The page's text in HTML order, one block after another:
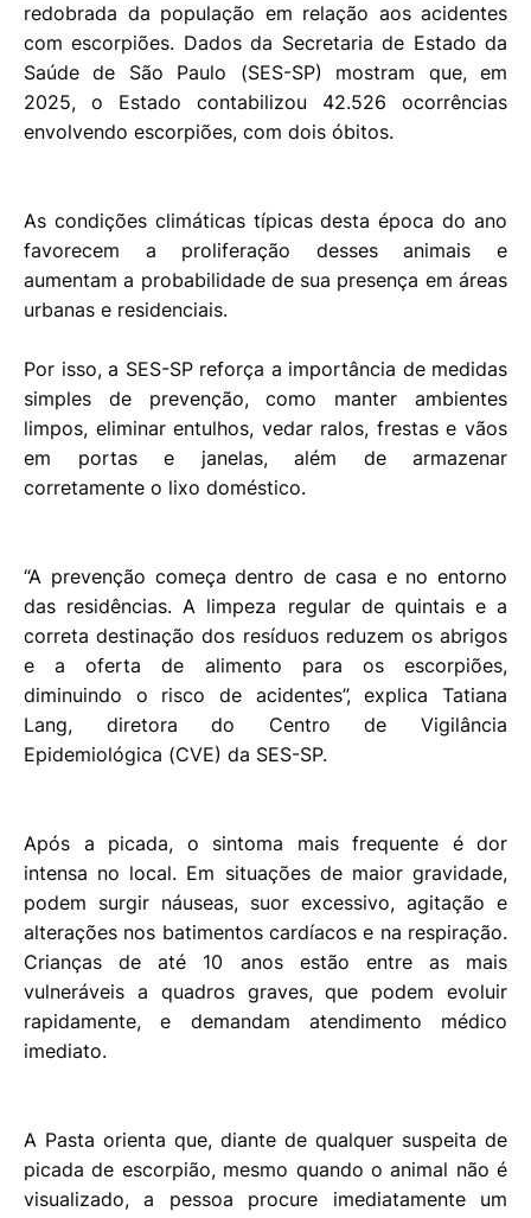
redobrada da população em relação aos acidentes
com escorpiões. Dados da Secretaria de Estado da
Saúde de São Paulo (SES-SP) mostram que, em
2025, o Estado contabilizou 42.526 ocorrências
envolvendo escorpiões, com dois óbitos.
As condições climáticas típicas desta época do ano
favorecem a proliferação desses animais e
aumentam a probabilidade de sua presença em áreas
urbanas e residenciais.
Por isso, a SES-SP reforça a importância de medidas
simples de prevenção, como manter ambientes
limpos, eliminar entulhos, vedar ralos, frestas e vãos
em portas e janelas, além de armazenar
corretamente o lixo doméstico.
“A prevenção começa dentro de casa e no entorno
das residências. A limpeza regular de quintais e a
correta destinação dos resíduos reduzem os abrigos
e a oferta de alimento para os escorpiões,
diminuindo o risco de acidentes”, explica Tatiana
Lang, diretora do Centro de Vigilância
Epidemiológica (CVE) da SES-SP.
Após a picada, o sintoma mais frequente é dor
intensa no local. Em situações de maior gravidade,
podem surgir náuseas, suor excessivo, agitação e
alterações nos batimentos cardíacos e na respiração.
Crianças de até 10 anos estão entre as mais
vulneráveis a quadros graves, que podem evoluir
rapidamente, e demandam atendimento médico
imediato.
A Pasta orienta que, diante de qualquer suspeita de
picada de escorpião, mesmo quando o animal não é
visualizado, a pessoa procure imediatamente um